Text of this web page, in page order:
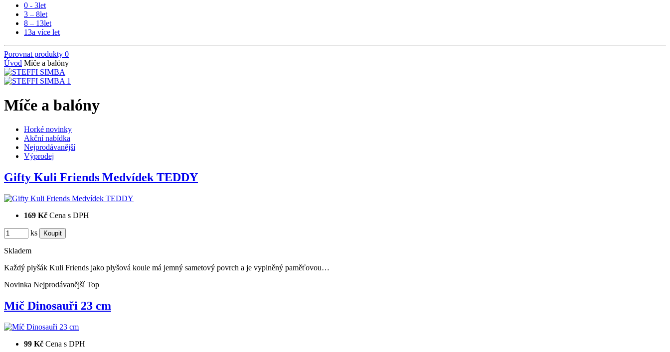
0 - 3let
3 – 8let
8 – 13let
13a více let
Porovnat produkty 0
Úvod Míče a balóny
Míče a balóny
Horké novinky
Akční nabídka
Nejprodávanější
Výprodej
Gifty Kuli Friends Medvídek TEDDY
169 Kč Cena s DPH
ks
Skladem
Každý plyšák Kuli Friends jako plyšová koule má jemný sametový povrch a je vyplněný paměťovou…
Novinka Nejprodávanější Top
Míč Dinosauři 23 cm
99 Kč Cena s DPH